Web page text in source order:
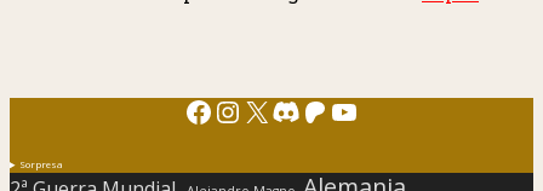
Facebook
Instagram
X Discord
Patreon
YouTube
Sorpresa